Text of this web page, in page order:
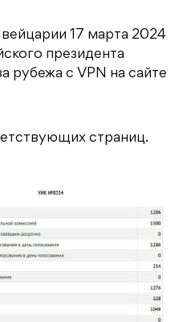
17 марта 2024
президента
рубежа c VPN на сайте
страниц.